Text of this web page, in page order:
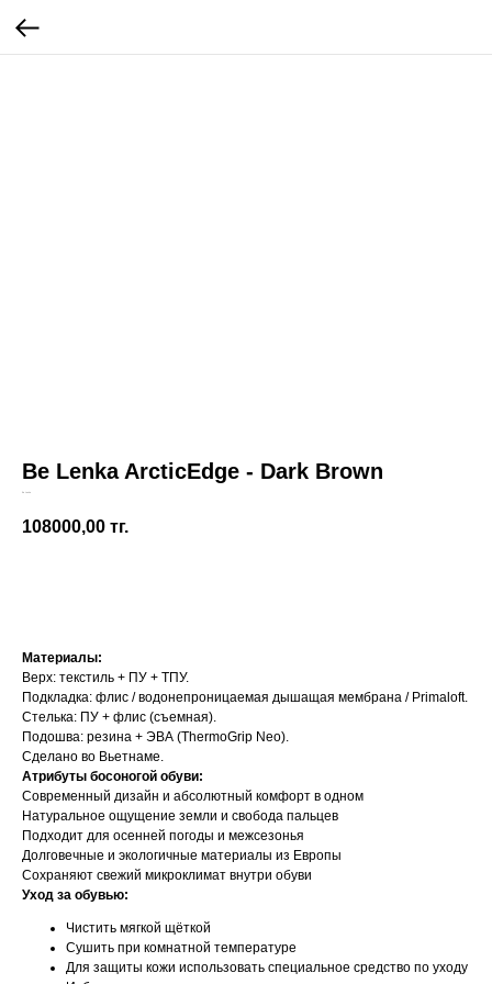
Be Lenka ArcticEdge - Dark Brown
108000,00 тг.
Материалы:
Верх: текстиль + ПУ + ТПУ.
Подкладка: флис / водонепроницаемая дышащая мембрана / Primaloft.
Стелька: ПУ + флис (съемная).
Подошва: резина + ЭВА (ThermoGrip Neo).
Сделано во Вьетнаме.
Атрибуты босоногой обуви:
Современный дизайн и абсолютный комфорт в одном
Натуральное ощущение земли и свобода пальцев
Подходит для осенней погоды и межсезонья
Долговечные и экологичные материалы из Европы
Сохраняют свежий микроклимат внутри обуви
Уход за обувью:
Чистить мягкой щёткой
Сушить при комнатной температуре
Для защиты кожи использовать специальное средство по уходу